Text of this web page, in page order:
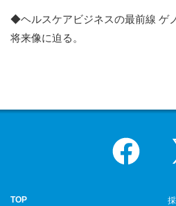
◆ヘルスケアビジネスの最前線 ゲ
将来像に迫る。
TOP